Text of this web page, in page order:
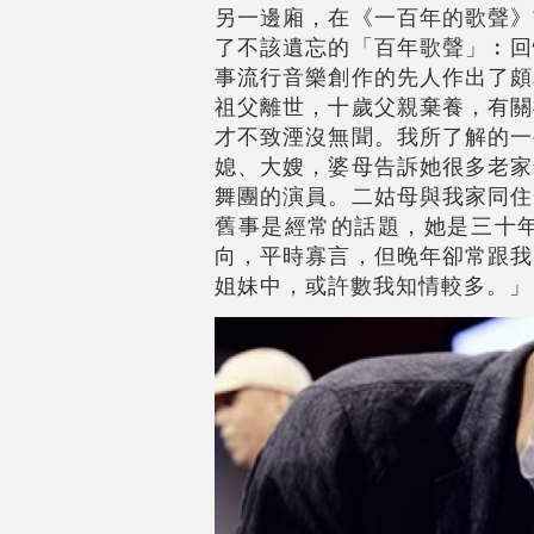
另一邊廂，在《一百年的歌聲
了不該遺忘的「百年歌聲」︰
事流行音樂創作的先人作出了
祖父離世，十歲父親棄養，有
才不致湮沒無聞。我所了解的
媳、大嫂，婆母告訴她很多老
舞團的演員。二姑母與我家同
舊事是經常的話題，她是三十
向，平時寡言，但晚年卻常跟
姐妹中，或許數我知情較多。」